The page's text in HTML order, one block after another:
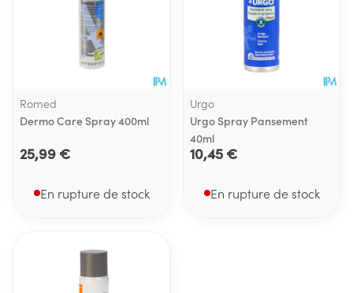
Romed
Dermo Care Spray 400ml
25,99 €
En rupture de stock
Urgo
Urgo Spray Pansement
40ml
10,45 €
En rupture de stock